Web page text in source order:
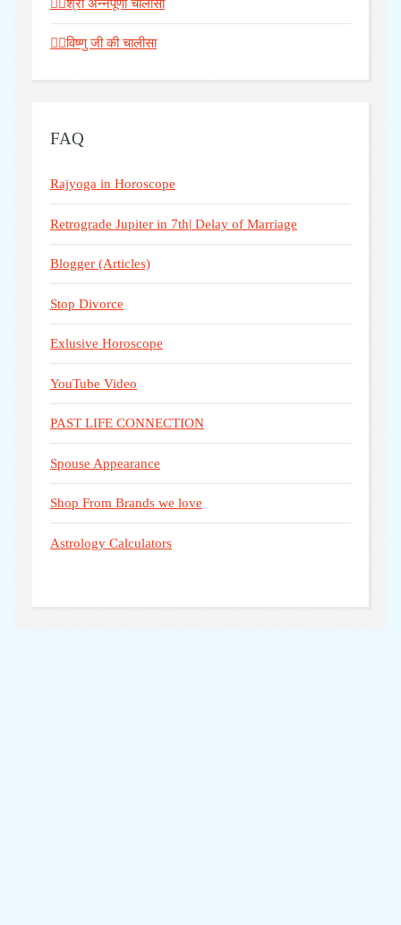
🧘‍♀️श्री अन्नपूर्णा चालीसा
🧘‍♀️विष्णु जी की चालीसा
FAQ
Rajyoga in Horoscope
Retrograde Jupiter in 7th| Delay of Marriage
Blogger (Articles)
Stop Divorce
Exlusive Horoscope
YouTube Video
PAST LIFE CONNECTION
Spouse Appearance
Shop From Brands we love
Astrology Calculators